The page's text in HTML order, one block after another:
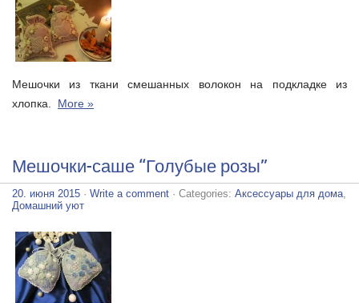
Мешочки из ткани смешанных волокон на подкладке из
хлопка. More »
Мешочки-саше “Голубые розы”
20. июня 2015 · Write a comment · Categories: Аксессуары для дома
Домашний уют